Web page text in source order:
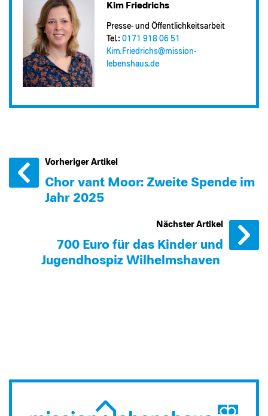
Kim Friedrichs
Presse- und Öffentlichkeitsarbeit
Tel.: 0171 918 06 51
Kim.Friedrichs@​mission-
lebenshaus.de
Vorheriger Artikel
Chor van´t Moor: Zweite Spende im
Jahr 2025
Nächster Artikel
700 Euro für das Kinder und
Jugendhospiz Wilhelmshaven